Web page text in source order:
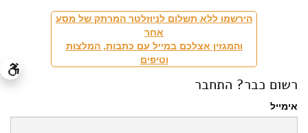
הירשמו ללא תשלום לניוזלטר המרתק של מסע
אחר
והמגזין אצלכם במייל עם כתבות, המלצות
וטיפים
רשום כבר? התחבר
אימייל